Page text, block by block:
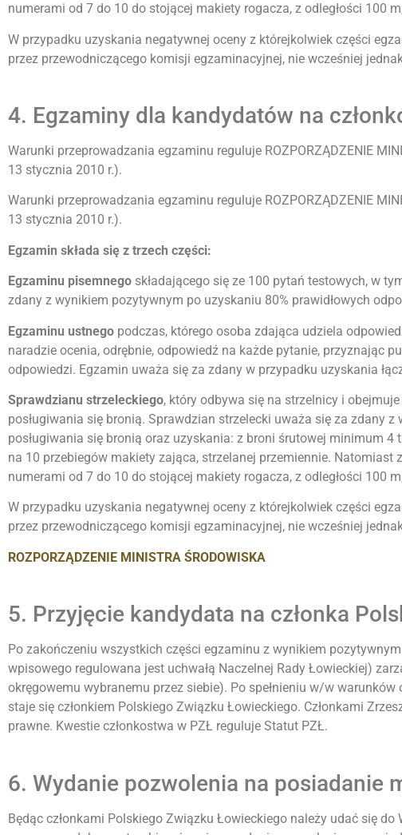
numerami od 7 do 10 do stojącej makiety rogacza, z odległości 100
W przypadku uzyskania negatywnej oceny z którejkolwiek części
przez przewodniczącego komisji egzaminacyjnej, nie wcześniej
4. Egzaminy dla kandydatów na
Warunki przeprowadzania egzaminu reguluje ROZPORZĄDZENIE
13 stycznia 2010 r.).
Warunki przeprowadzania egzaminu reguluje ROZPORZĄDZENIE
13 stycznia 2010 r.).
Egzamin składa się z trzech części:
Egzaminu pisemnego składającego się ze 100 pytań testowych, w
zdany z wynikiem pozytywnym po uzyskaniu 80% prawidłowych
Egzaminu ustnego podczas, którego osoba zdająca udziela
naradzie ocenia, odrębnie, odpowiedź na każde pytanie, przyznając
odpowiedzi. Egzamin uważa się za zdany w przypadku uzyskania
Sprawdzianu strzeleckiego, który odbywa się na strzelnicy i
posługiwania się bronią. Sprawdzian strzelecki uważa się za zdany
posługiwania się bronią oraz uzyskania: z broni śrutowej minimum
na 10 przebiegów makiety zająca, strzelanej przemiennie.
numerami od 7 do 10 do stojącej makiety rogacza, z odległości 100
W przypadku uzyskania negatywnej oceny z którejkolwiek części
przez przewodniczącego komisji egzaminacyjnej, nie wcześniej
ROZPORZĄDZENIE MINISTRA ŚRODOWISKA
5. Przyjęcie kandydata na członka
Po zakończeniu wszystkich części egzaminu z wynikiem
wpisowego regulowana jest uchwałą Naczelnej Rady Łowieckiej)
okręgowemu wybranemu przez siebie). Po spełnieniu w/w
staje się członkiem Polskiego Związku Łowieckiego. Członkami
prawne. Kwestie członkostwa w PZŁ reguluje Statut PZŁ.
6. Wydanie pozwolenia na posiadanie
Będąc członkami Polskiego Związku Łowieckiego należy udać się